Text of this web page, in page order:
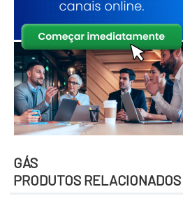
GÁS
PRODUTOS RELACIONADOS